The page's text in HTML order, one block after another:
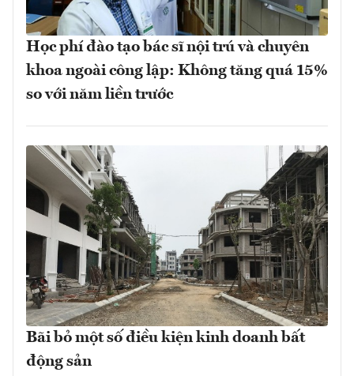
Học phí đào tạo bác sĩ nội trú và chuyên
khoa ngoài công lập: Không tăng quá 15%
so với năm liền trước
Bãi bỏ một số điều kiện kinh doanh bất
động sản